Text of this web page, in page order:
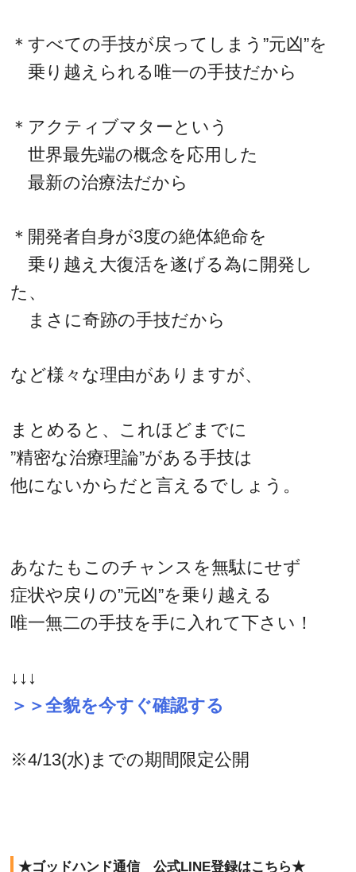
＊すべての手技が戻ってしまう”元凶”を
乗り越えられる唯一の手技だから
＊アクティブマターという
世界最先端の概念を応用した
最新の治療法だから
＊開発者自身が3度の絶体絶命を
乗り越え大復活を遂げる為に開発し
た、
まさに奇跡の手技だから
など様々な理由がありますが、
まとめると、これほどまでに
”精密な治療理論”がある手技は
他にないからだと言えるでしょう。
あなたもこのチャンスを無駄にせず
症状や戻りの”元凶”を乗り越える
唯一無二の手技を手に入れて下さい！
↓↓↓
＞＞全貌を今すぐ確認する
※4/13(水)までの期間限定公開
★ゴッドハンド通信 公式LINE登録はこちら★